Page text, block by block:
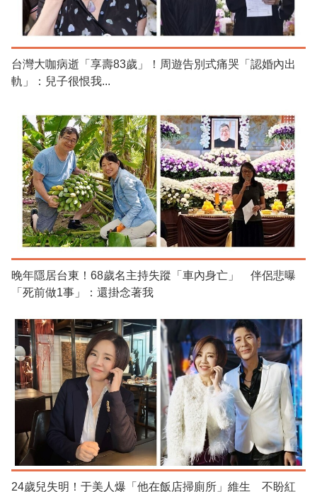
台灣大咖病逝「享壽83歲」！周遊告別式痛哭「認婚內出
軌」：兒子很恨我...
晚年隱居台東！68歲名主持失蹤「車內身亡」 伴侶悲曝
「死前做1事」：還掛念著我
24歲兒失明！于美人爆「他在飯店掃廁所」維生 不盼紅